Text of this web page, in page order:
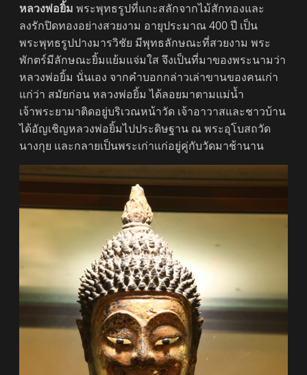
หลวงพ่อยิ้ม พระพุทธรูปที่แกะสลักจากไม้สักทองและ
ลงรักปิดทองอย่างสวยงาม อายุประมาณ 400 ปี เป็น
พระพุทธรูปปางมารวิชัย มีพุทธลักษณะที่สวยงาม พระ
พักตร์มีลักษณะยิ้มแย้มแจ่มใส จึงเป็นที่มาของพระนามว่า
หลวงพ่อยิ้ม นั่นเอง จากคำบอกกล่าวเล่าขานของคนเก่า
แก่ว่า สมัยก่อน หลวงพ่อยิ้ม ได้ลอยมาตามแม่น้ำ
เจ้าพระยามาติดอยู่บริเวณหน้าวัด เจ้าอาวาสและชาวบ้าน
ได้อัญเชิญหลวงพ่อยิ้มไปประดิษฐาน ณ พระอุโบสถวัด
นางกุย และกลายเป็นพระเก่าแก่อยู่คู่กับวัดมาช้านาน